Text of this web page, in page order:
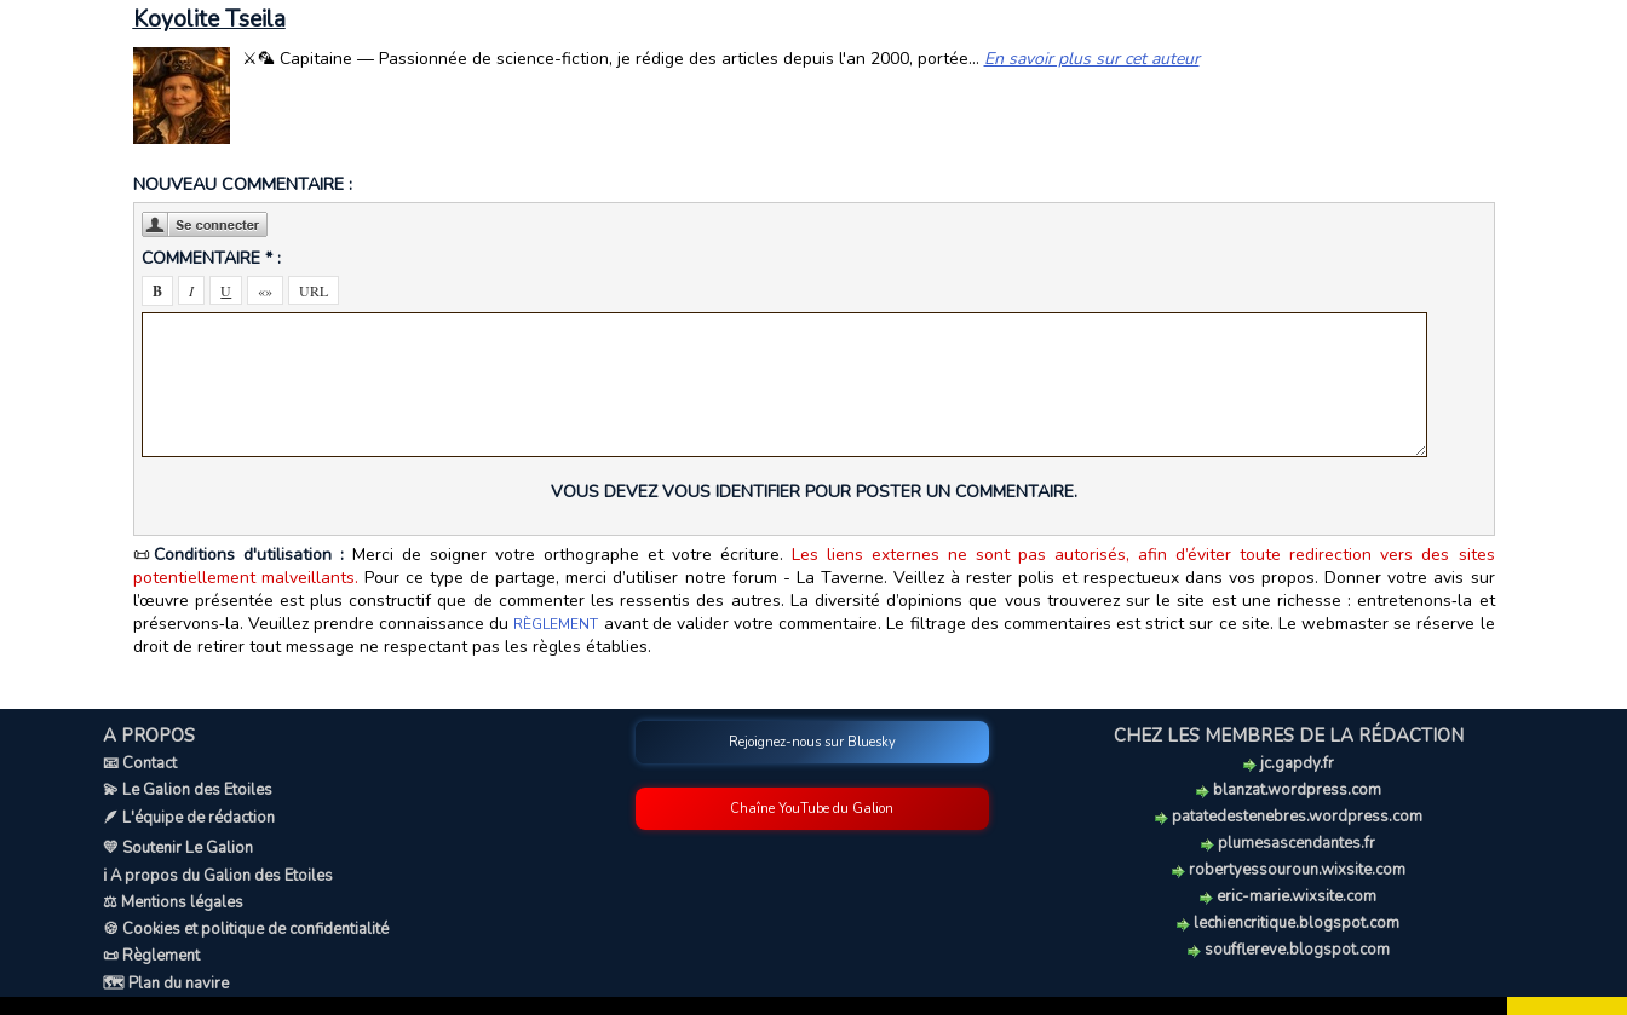
Koyolite Tseila
⚔️🦜 Capitaine — Passionnée de science-fiction, je rédige des articles depuis l'an 2000, portée... En savoir plus sur cet auteur
NOUVEAU COMMENTAIRE :
COMMENTAIRE * :
VOUS DEVEZ VOUS IDENTIFIER POUR POSTER UN COMMENTAIRE.
📜Conditions d'utilisation :Merci de soigner votre orthographe et votre écriture.Les liens externes ne sont pas autorisés, afin d’éviter toute redirection vers des sites
potentiellement malveillants. Pour ce type de partage, merci d’utiliser notre forum - La Taverne. Veillez à rester polis et respectueux dans vos propos. Donner votre avis sur
l’œuvre présentée est plus constructif que de commenter les ressentis des autres. La diversité d’opinions que vous trouverez sur le site est une richesse : entretenons‑la et
préservons‑la. Veuillez prendre connaissance du RÈGLEMENT avant de valider votre commentaire. Le filtrage des commentaires est strict sur ce site. Le webmaster se réserve le
droit de retirer tout message ne respectant pas les règles établies.
A PROPOS
📧 Contact
💫 Le Galion des Etoiles
🪶 L'équipe de rédaction
💛 Soutenir Le Galion
ℹ️ A propos du Galion des Etoiles
⚖️ Mentions légales
🍪 Cookies et politique de confidentialité
📜 Règlement
🗺️ Plan du navire
Rejoignez-nous sur Bluesky
Chaîne YouTube du Galion
CHEZ LES MEMBRES DE LA RÉDACTION
jc.gapdy.fr
blanzat.wordpress.com
patatedestenebres.wordpress.com
plumesascendantes.fr
robertyessouroun.wixsite.com
eric-marie.wixsite.com
lechiencritique.blogspot.com
soufflereve.blogspot.com